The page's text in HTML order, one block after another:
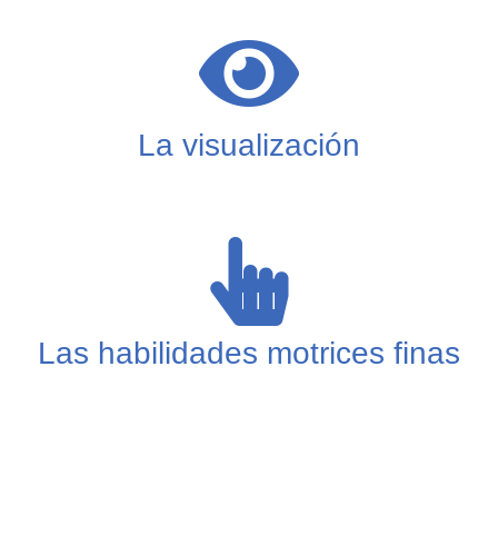
La visualización
Las habilidades motrices finas